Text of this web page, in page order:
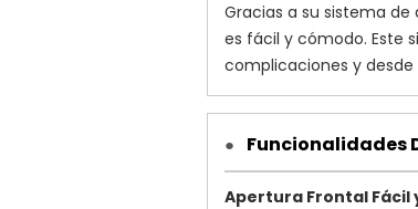
Gracias a su sistema
es fácil y cómodo. Este
complicaciones y desde
● Funcionalidades
Apertura Frontal Fácil